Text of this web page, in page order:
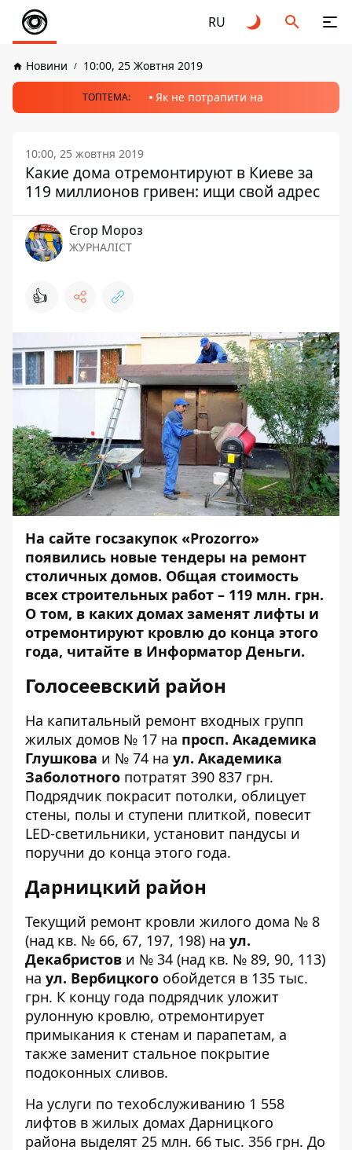
RU
Новини 10:00, 25 Жовтня 2019
ТОПТЕМА: Як не потрапити на
10:00, 25 жовтня 2019
Какие дома отремонтируют в Киеве за
119 миллионов гривен: ищи свой адрес
Єгор Мороз
ЖУРНАЛІСТ
👍
На сайте госзакупок «Prozorro»
появились новые тендеры на ремонт
столичных домов. Общая стоимость
всех строительных работ – 119 млн. грн.
О том, в каких домах заменят лифты и
отремонтируют кровлю до конца этого
года, читайте в Информатор Деньги.
Голосеевский район
На капитальный ремонт входных групп
жилых домов № 17 на просп. Академика
Глушкова и № 74 на ул. Академика
Заболотного потратят 390 837 грн.
Подрядчик покрасит потолки, облицует
стены, полы и ступени плиткой, повесит
LED-светильники, установит пандусы и
поручни до конца этого года.
Дарницкий район
Текущий ремонт кровли жилого дома № 8
(над кв. № 66, 67, 197, 198) на ул.
Декабристов и № 34 (над кв. № 89, 90, 113)
на ул. Вербицкого обойдется в 135 тыс.
грн. К концу года подрядчик уложит
рулонную кровлю, отремонтирует
примыкания к стенам и парапетам, а
также заменит стальное покрытие
подоконных сливов.
На услуги по техобслуживанию 1 558
лифтов в жилых домах Дарницкого
района выделят 25 млн. 66 тыс. 356 грн. До